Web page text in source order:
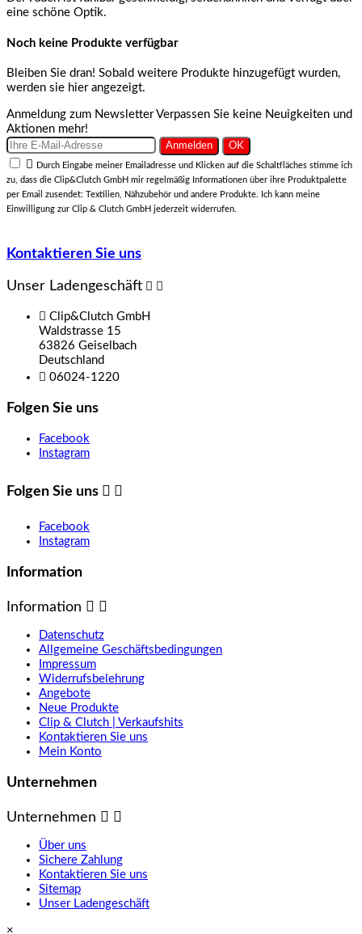
eine schöne Optik.
Noch keine Produkte verfügbar
Bleiben Sie dran! Sobald weitere Produkte hinzugefügt wurden,
werden sie hier angezeigt.
Anmeldung zum Newsletter Verpassen Sie keine Neuigkeiten und
Aktionen mehr!

Durch Eingabe meiner Emailadresse und Klicken auf die Schaltfläches stimme ich
zu, dass die Clip&Clutch GmbH mir regelmäßig Informationen über ihre Produktpalette
per Email zusendet: Textilien, Nähzubehör und andere Produkte. Ich kann meine
Einwilligung zur Clip & Clutch GmbH jederzeit widerrufen.
Kontaktieren Sie uns
Unser Ladengeschäft  
 Clip&Clutch GmbH
Waldstrasse 15
63826 Geiselbach
Deutschland
 06024-1220
Folgen Sie uns
Facebook
Instagram
Folgen Sie uns  
Facebook
Instagram
Information
Information  
Datenschutz
Allgemeine Geschäftsbedingungen
Impressum
Widerrufsbelehrung
Angebote
Neue Produkte
Clip & Clutch | Verkaufshits
Kontaktieren Sie uns
Mein Konto
Unternehmen
Unternehmen  
Über uns
Sichere Zahlung
Kontaktieren Sie uns
Sitemap
Unser Ladengeschäft
×